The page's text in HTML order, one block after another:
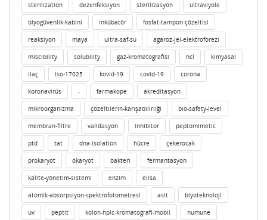
sterilization dezenfeksiyon sterilizasyon ultraviyole
biyogüvenlik-kabini inkübatör fosfat-tampon-çözeltisi
reaksiyon maya ultra-saf-su agaroz-jel-elektroforezi
miscibility solubility gaz-kromatografisi hcl kimyasal
ilaç iso-17025 kovid-19 covid-19 corona
koronavirüs - farmakope akreditasyon
mikroorganizma çözeltilerin-karışabilirliği bio-safety-level
membran-filtre validasyon inhibitor peptomimetic
ptd tat dna-isolation hücre çekerocak
prokaryot ökaryot bakteri fermantasyon
kalite-yönetim-sistemi enzim elisa
atomik-absorpsiyon-spektrofotometresi asit biyoteknoloji
uv peptit kolon-hplc-kromatografi-mobil numune